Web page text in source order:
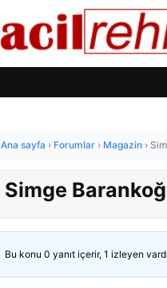
Ana sayfa › Forumlar › Magazin ›
Simge
Bu konu 0 yanıt içerir, 1 izleyen